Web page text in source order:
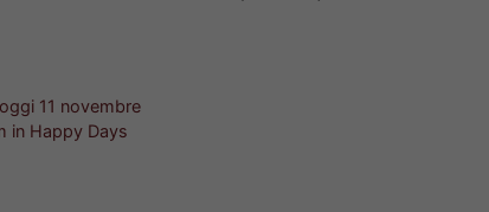
11 novembre
in Happy Days